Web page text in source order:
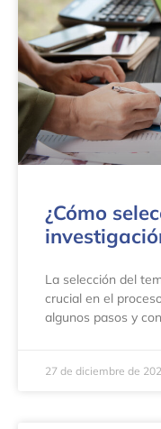
¿Cómo
La selección del
crucial en el
algunos pasos y
27 de diciembre de